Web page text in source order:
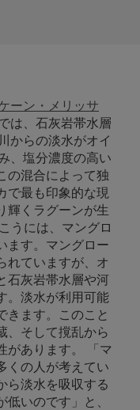
ーン・メリッサ
は、石灰岩帯水層
からの淡水がオイ
、塩分濃度の高い
の混合によって独
で最も印象的な現
輝くラグーンが生
うには、マングロ
ます。マングロー
れていますが、オ
石灰岩帯水層や河
。淡水が利用可能
きます。このこと
、そして撹乱から
があります。 「マ
くの人が考えてい
ら淡水を吸収する
いのです」と、